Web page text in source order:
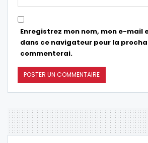
Enregistrez mon nom, mon e-mail
dans ce navigateur pour la
commenterai.